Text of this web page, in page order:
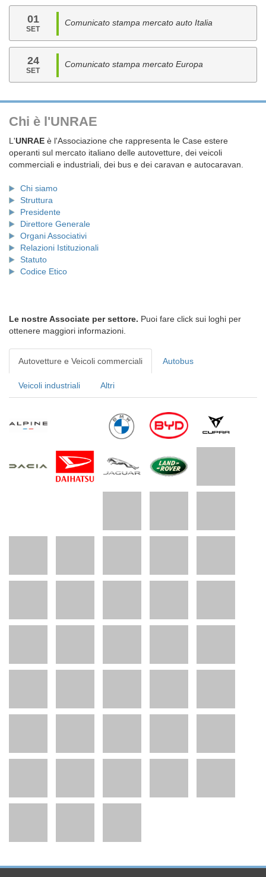
01
SET
Comunicato stampa mercato auto Italia
24
SET
Comunicato stampa mercato Europa
Chi è l'UNRAE
L'UNRAE è l'Associazione che rappresenta le Case estere
operanti sul mercato italiano delle autovetture, dei veicoli
commerciali e industriali, dei bus e dei caravan e autocaravan.
Chi siamo
Struttura
Presidente
Direttore Generale
Organi Associativi
Relazioni Istituzionali
Statuto
Codice Etico
Le nostre Associate per settore. Puoi fare click sui loghi per
ottenere maggiori informazioni.
Autovetture e Veicoli commerciali Autobus
Veicoli industriali Altri